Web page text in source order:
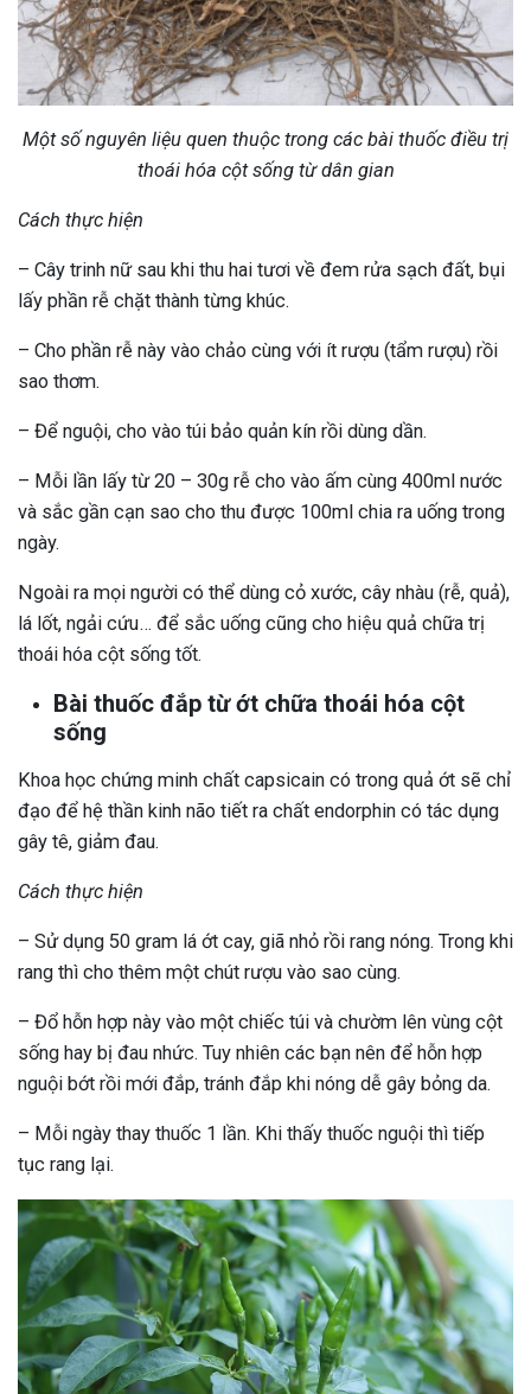
Một số nguyên liệu quen thuộc trong các bài thuốc điều trị
thoái hóa cột sống từ dân gian
Cách thực hiện
– Cây trinh nữ sau khi thu hai tươi về đem rửa sạch đất, bụi
lấy phần rễ chặt thành từng khúc.
– Cho phần rễ này vào chảo cùng với ít rượu (tẩm rượu) rồi
sao thơm.
– Để nguội, cho vào túi bảo quản kín rồi dùng dần.
– Mỗi lần lấy từ 20 – 30g rễ cho vào ấm cùng 400ml nước
và sắc gần cạn sao cho thu được 100ml chia ra uống trong
ngày.
Ngoài ra mọi người có thể dùng cỏ xước, cây nhàu (rễ, quả),
lá lốt, ngải cứu… để sắc uống cũng cho hiệu quả chữa trị
thoái hóa cột sống tốt.
Bài thuốc đắp từ ớt chữa thoái hóa cột
sống
Khoa học chứng minh chất capsicain có trong quả ớt sẽ chỉ
đạo để hệ thần kinh não tiết ra chất endorphin có tác dụng
gây tê, giảm đau.
Cách thực hiện
– Sử dụng 50 gram lá ớt cay, giã nhỏ rồi rang nóng. Trong khi
rang thì cho thêm một chút rượu vào sao cùng.
– Đổ hỗn hợp này vào một chiếc túi và chườm lên vùng cột
sống hay bị đau nhức. Tuy nhiên các bạn nên để hỗn hợp
nguội bớt rồi mới đắp, tránh đắp khi nóng dễ gây bỏng da.
– Mỗi ngày thay thuốc 1 lần. Khi thấy thuốc nguội thì tiếp
tục rang lại.